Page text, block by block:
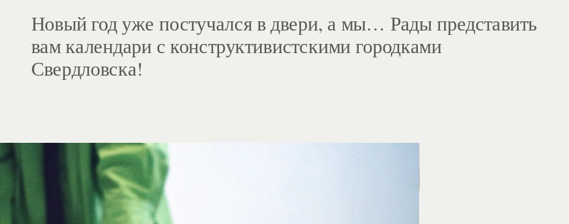
Новый год уже постучался в двери, а мы… Рады представить
вам календари с конструктивистскими городками
Свердловска!